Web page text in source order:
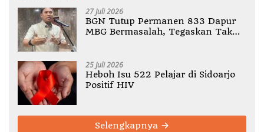
27 Juli 2026
BGN Tutup Permanen 833 Dapur
MBG Bermasalah, Tegaskan Tak
25 Juli 2026
Heboh Isu 522 Pelajar di Sidoarjo
Positif HIV
Selengkapnya